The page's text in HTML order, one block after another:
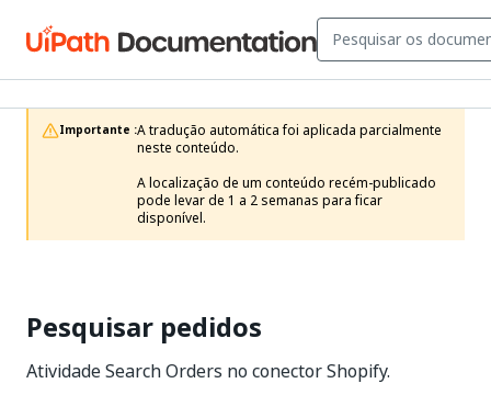
Importante :A tradução automática foi aplicada parcialmente
neste conteúdo.
A localização de um conteúdo recém-publicado
pode levar de 1 a 2 semanas para ficar
disponível.
Pesquisar pedidos
Atividade Search Orders no conector Shopify.